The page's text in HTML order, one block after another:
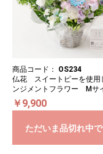
商品コード： OS234
仏花 スイートピーを使用
ンジメントフラワー Mサ
￥9,900
ただいま品切れ中で